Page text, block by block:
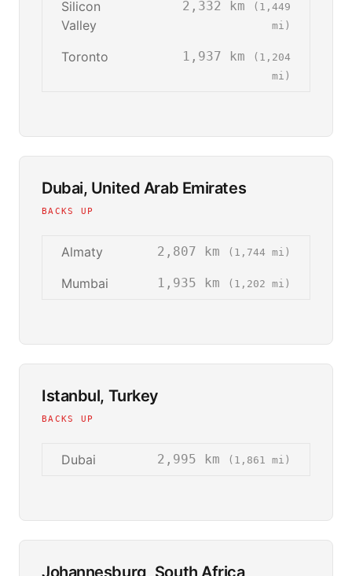
Silicon
Valley
2,332 km
(1,449
mi)
Toronto 1,937 km
(1,204
mi)
Dubai, United Arab Emirates
BACKS UP
Almaty 2,807 km (1,744 mi)
Mumbai 1,935 km (1,202 mi)
Istanbul, Turkey
BACKS UP
Dubai 2,995 km (1,861 mi)
Johannesburg, South Africa